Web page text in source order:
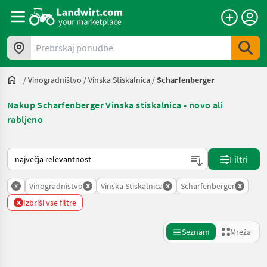
Prebrskaj ponudbe
/Vinogradništvo /Vinska Stiskalnica /Scharfenberger
Nakup Scharfenberger Vinska stiskalnica - novo ali
rabljeno
Tako je razvrščeno na Landwirt.com
Filtri
x Vinogradnistvo x Vinska Stiskalnica x Scharfenberger x
x Izbriši vse filtre
Seznam Mreža